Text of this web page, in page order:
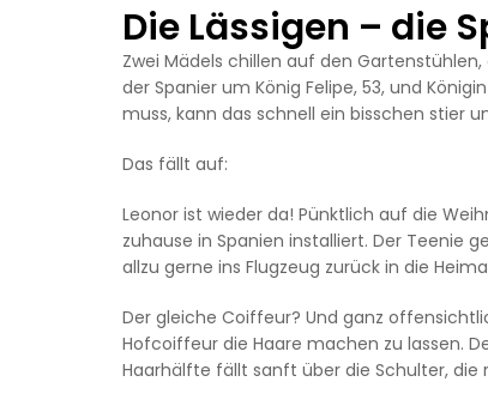
Die Lässigen – die
Zwei Mädels chillen auf den
der Spanier um König Felipe, 53, und
muss, kann das schnell ein bisschen stier
Das fällt auf:
Leonor ist wieder da! Pünktlich auf die
zuhause in Spanien installiert. Der Teenie
allzu gerne ins Flugzeug zurück in die
Der gleiche Coiffeur? Und ganz
Hofcoiffeur die Haare machen zu lassen.
Haarhälfte fällt sanft über die Schulter,